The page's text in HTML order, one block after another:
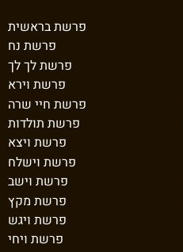
פרשת בראשית
פרשת נח
פרשת לך לך
פרשת וירא
פרשת חיי שרה
פרשת תולדות
פרשת ויצא
פרשת וישלח
פרשת וישב
פרשת מקץ
פרשת ויגש
פרשת ויחי